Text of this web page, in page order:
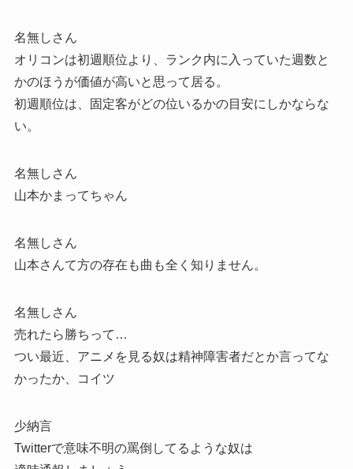
名無しさん
オリコンは初週順位より、ランク内に入っていた週数と
かのほうが価値が高いと思って居る。
初週順位は、固定客がどの位いるかの目安にしかならな
い。
名無しさん
山本かまってちゃん
名無しさん
山本さんて方の存在も曲も全く知りません。
名無しさん
売れたら勝ちって…
つい最近、アニメを見る奴は精神障害者だとか言ってな
かったか、コイツ
少納言
Twitterで意味不明の罵倒してるような奴は